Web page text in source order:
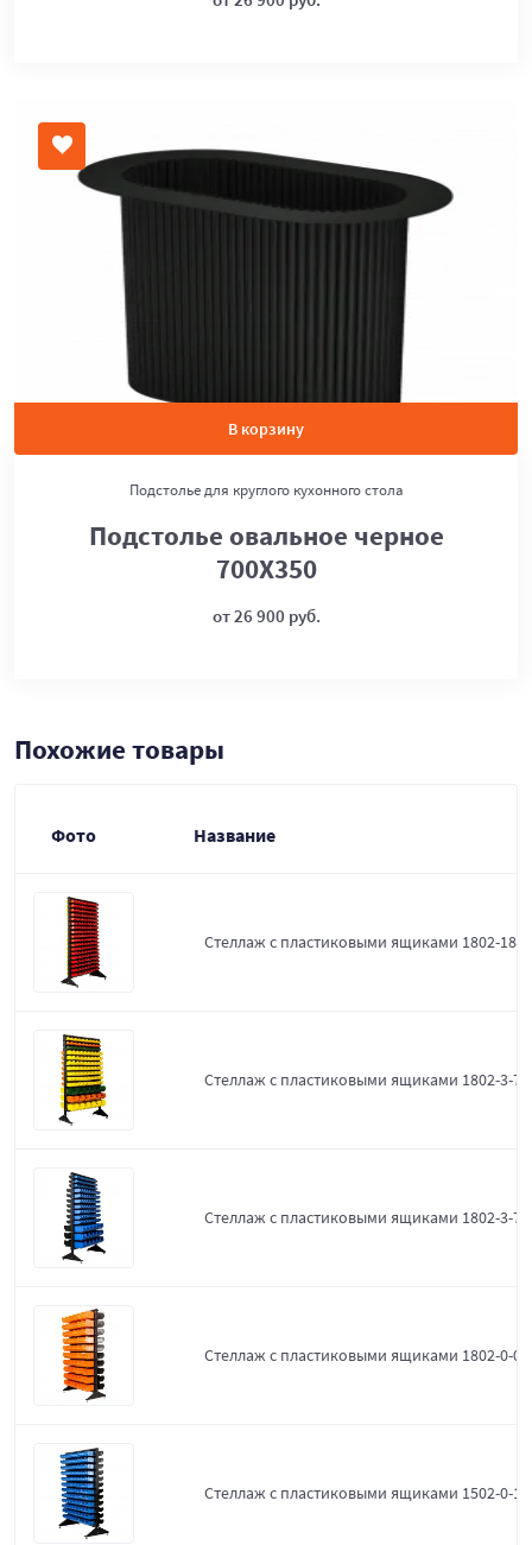
В корзину
Подстолье для круглого кухонного стола
Подстолье овальное черное
700Х350
от 26 900 руб.
Похожие товары
Фото Название
Стеллаж с пластиковыми ящиками 1802-18-
Стеллаж с пластиковыми ящиками 1802-3-7-
Стеллаж с пластиковыми ящиками 1802-3-7-
Стеллаж с пластиковыми ящиками 1802-0-0-
Стеллаж с пластиковыми ящиками 1502-0-